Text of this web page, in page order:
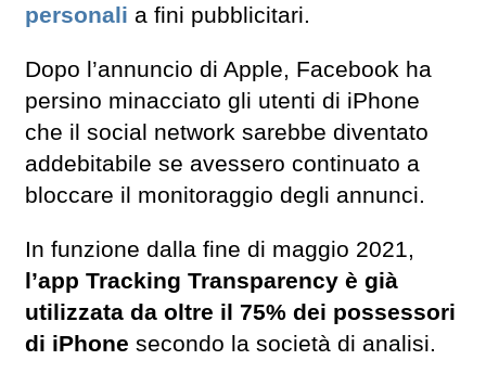
personali a fini pubblicitari.
Dopo l’annuncio di Apple, Facebook ha
persino minacciato gli utenti di iPhone
che il social network sarebbe diventato
addebitabile se avessero continuato a
bloccare il monitoraggio degli annunci.
In funzione dalla fine di maggio 2021,
l’app Tracking Transparency è già
utilizzata da oltre il 75% dei possessori
di iPhone secondo la società di analisi.